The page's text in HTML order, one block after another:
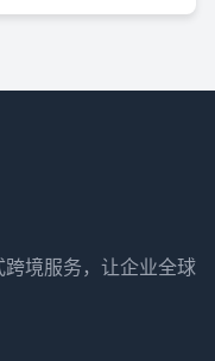
境服务，让企业全球